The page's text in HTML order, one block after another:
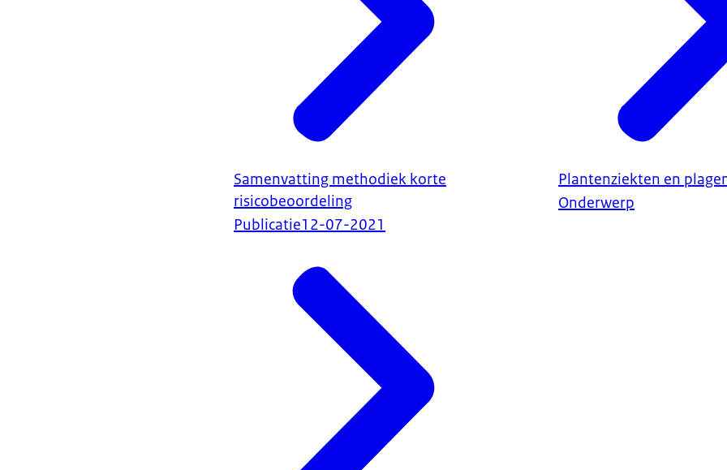
Samenvatting methodiek korte
risicobeoordeling
Publicatie12-07-2021
Plantenziekten en
Onderwerp